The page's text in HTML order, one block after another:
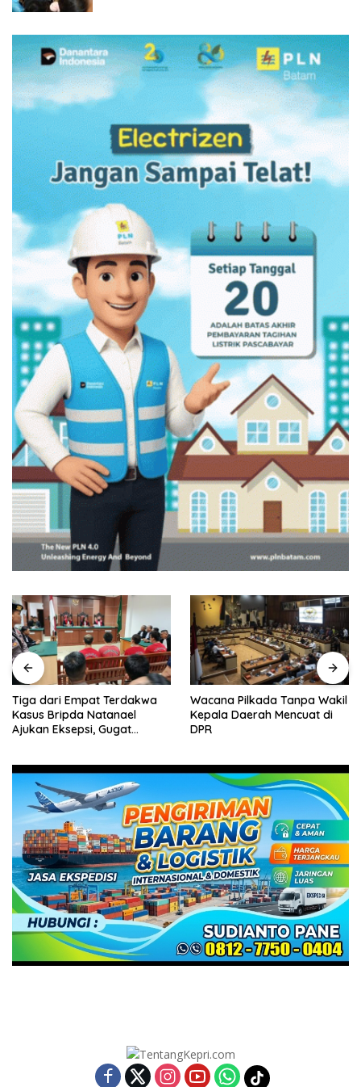
Wacana Pilkada Tanpa Wakil
Kepala Daerah Mencuat di
DPR
Pelantikan Pejabat Pemko
Batam, Amsakar Tekankan
Integritas dan Kinerja